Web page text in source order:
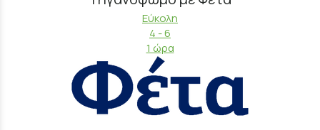
Εύκολη
4 - 6
1 ώρα